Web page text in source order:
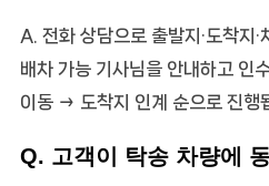
A. 전화 상담으로 출발지·도착지·
배차 가능 기사님을 안내하고 인
이동 → 도착지 인계 순으로 진행
Q. 고객이 탁송 차량에